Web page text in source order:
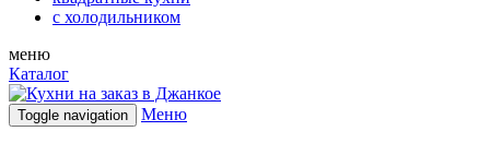
с холодильником
меню
Каталог
Toggle navigation Меню